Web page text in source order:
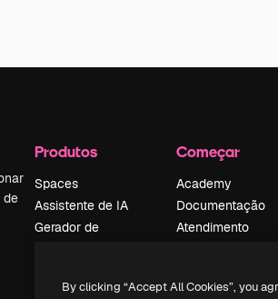
de
Produtos
Spaces
Assistente de IA
Gerador de
Texto para voz
Começar
Academy
Documentação
Atendimento
Política de
By clicking “Accept All Cookies”, you